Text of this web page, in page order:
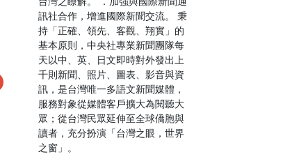
訊社合作，增進國際新聞交流。 秉
持「正確、領先、客觀、翔實」的
基本原則，中央社專業新聞團隊每
天以中、英、日文即時對外發出上
千則新聞、照片、圖表、影音與資
訊，是台灣唯一多語文新聞媒體，
服務對象從媒體客戶擴大為閱聽大
眾；從台灣民眾延伸至全球僑胞與
讀者，充分扮演「台灣之眼，世界
之窗」。